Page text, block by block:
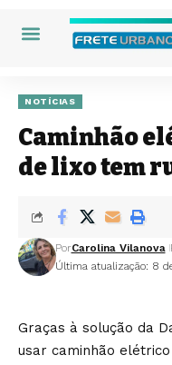
NOTÍCIAS
Caminhão
de lixo tem
Última atualização: 8
PorCarolina Vilanova
Graças à solução da
usar caminhão